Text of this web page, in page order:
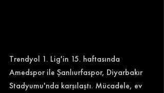
Trendyol 1. Lig'in 15. haftasında
Amedspor ile Şanlıurfaspor, Diyarbakır
Stadyumu'nda karşılaştı. Mücadele, ev